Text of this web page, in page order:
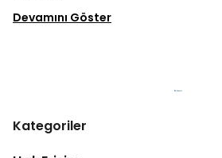
Devamını Göster
Kategoriler